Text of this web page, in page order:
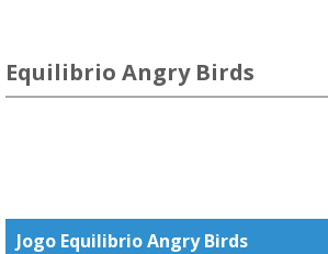
Equilibrio Angry Birds
Jogo Equilibrio Angry Birds